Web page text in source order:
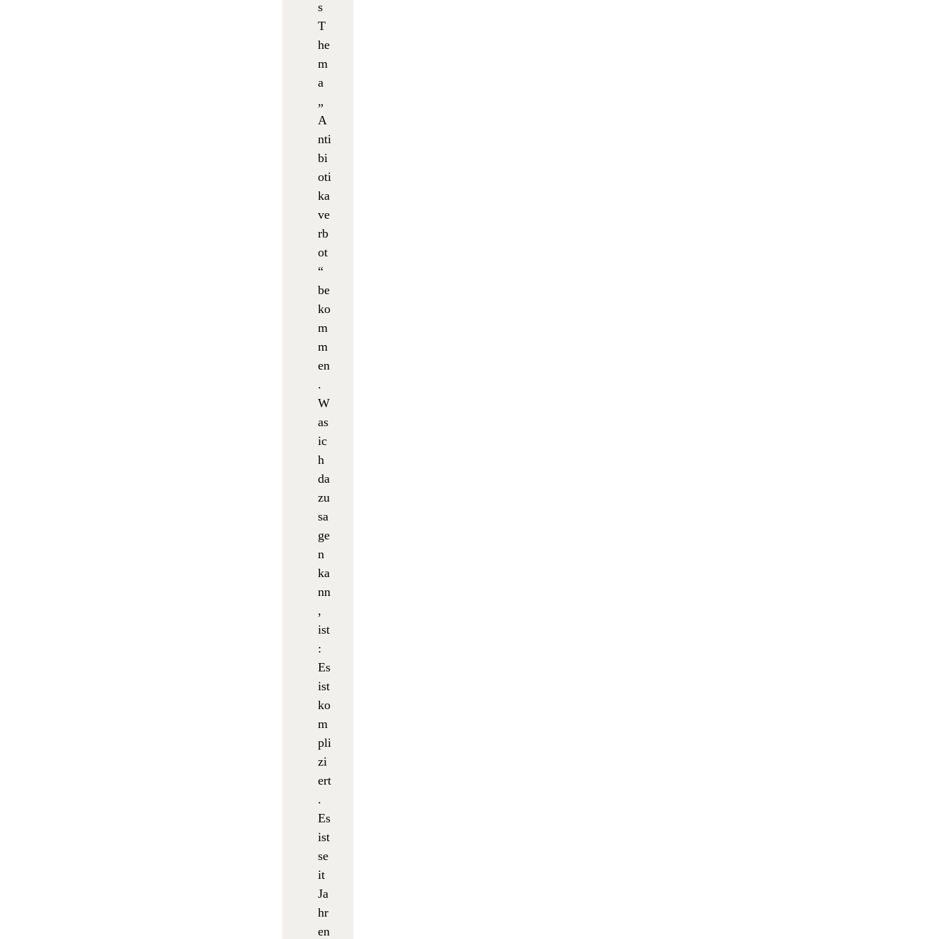
s
T
he
m
a
„
A
nti
bi
oti
ka
ve
rb
ot
“
be
ko
m
m
en
.
W
as
ic
h
da
zu
sa
ge
n
ka
nn
,
ist
:
Es
ist
ko
m
pli
zi
ert
.
Es
ist
se
it
Ja
hr
en